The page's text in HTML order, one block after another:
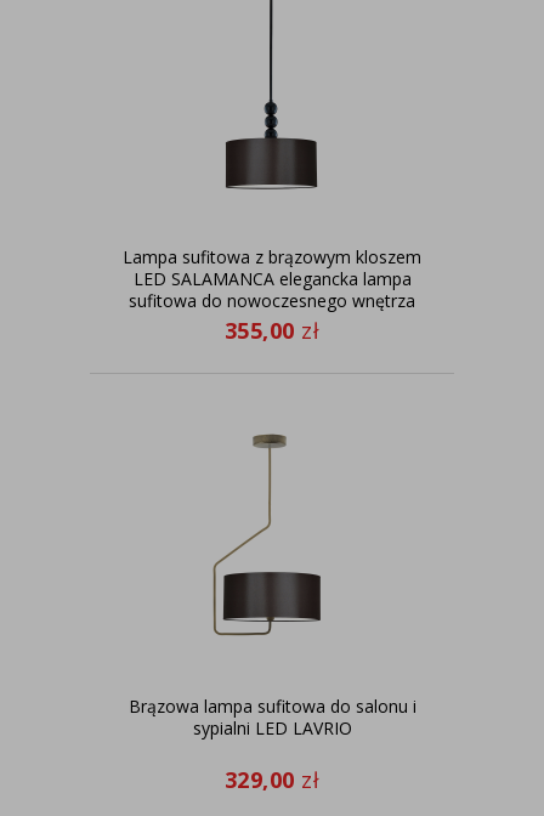
Lampa sufitowa z brązowym kloszem
LED SALAMANCA elegancka lampa
sufitowa do nowoczesnego wnętrza
355,00 zł
Brązowa lampa sufitowa do salonu i
sypialni LED LAVRIO
329,00 zł